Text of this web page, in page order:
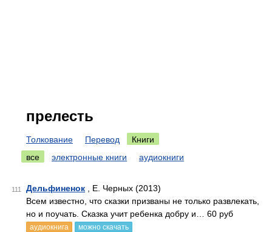
прелесть
Толкование Перевод
Книги
все
электронные книги аудиокниги
111 Дельфиненок , Е. Черных (2013)
Всем известно, что сказки призваны не только развлекать,
но и поучать. Сказка учит ребенка добру и… 60 руб
аудиокнига можно скачать